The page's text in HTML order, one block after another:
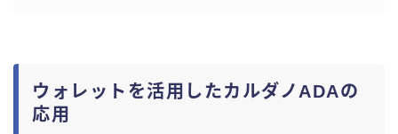
ウォレットを活用したカルダノADAの
応用